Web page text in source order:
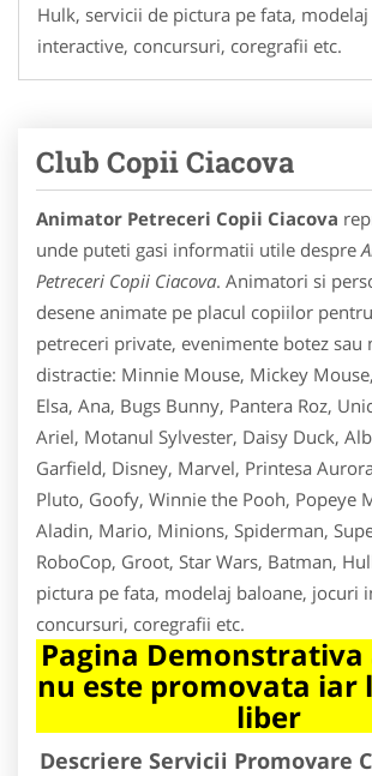
Hulk, servicii de pictura pe fata,
interactive, concursuri, coregrafii etc.
Club Copii Ciacova
Animator Petreceri Copii Ciacova
unde puteti gasi informatii utile despre
Petreceri Copii Ciacova. Animatori si
desene animate pe placul copiilor
petreceri private, evenimente botez sau
distractie: Minnie Mouse, Mickey
Elsa, Ana, Bugs Bunny, Pantera Roz,
Ariel, Motanul Sylvester, Daisy Duck,
Garfield, Disney, Marvel, Printesa
Pluto, Goofy, Winnie the Pooh, Popeye
Aladin, Mario, Minions, Spiderman,
RoboCop, Groot, Star Wars, Batman,
pictura pe fata, modelaj baloane, jocuri
concursuri, coregrafii etc.
Pagina Demonstrativa
nu este promovata iar
liber
Descriere Servicii Promovare